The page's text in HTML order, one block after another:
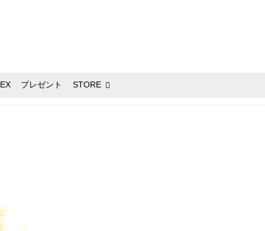
プレゼント STORE